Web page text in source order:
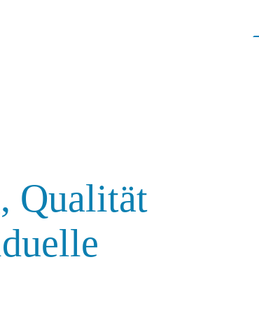
Qualität